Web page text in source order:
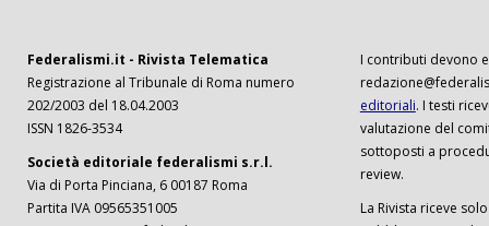
Federalismi.it - Rivista Telematica
Registrazione al Tribunale di Roma numero
202/2003 del 18.04.2003
ISSN 1826-3534
Società editoriale federalismi s.r.l.
Via di Porta Pinciana, 6 00187 Roma
Partita IVA 09565351005
I contributi devono
editoriali. I testi
valutazione del
sottoposti a
review.
La Rivista riceve